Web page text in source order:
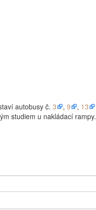
autobusy č. 3 , 9 , 13
studiem u nakládací rampy.